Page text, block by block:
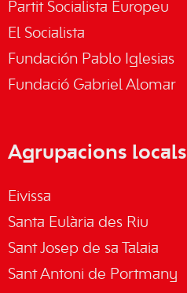
Partit Socialista Europeu
El Socialista
Fundación Pablo Iglesias
Fundació Gabriel Alomar
Agrupacions locals
Eivissa
Santa Eulària des Riu
Sant Josep de sa Talaia
Sant Antoni de Portmany